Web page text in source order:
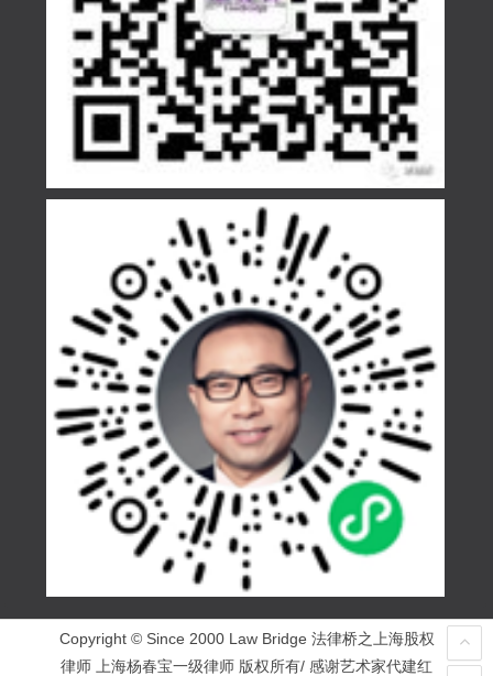
Copyright © Since 2000 Law Bridge 法律桥之上海股权
律师 上海杨春宝一级律师 版权所有/ 感谢艺术家代建红